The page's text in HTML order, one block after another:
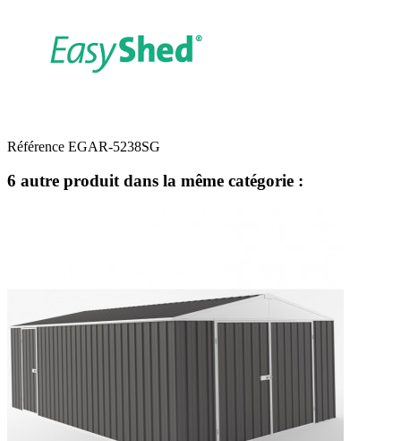
Référence EGAR-5238SG
6 autre produit dans la même catégorie :